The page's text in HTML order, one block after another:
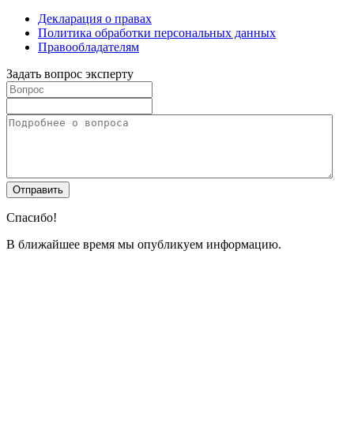
Декларация о правах
Политика обработки персональных данных
Правообладателям
Задать вопрос эксперту
Спасибо!
В ближайшее время мы опубликуем информацию.